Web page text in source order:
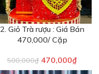
2. Giỏ Trà rượu : Giá Bán
470,000/ Cặp
500,000₫ 470,000₫